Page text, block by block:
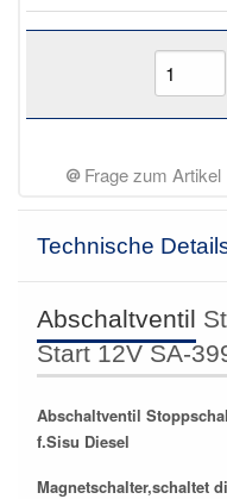
Frage zum Artikel
Technische
Abschaltventil
Start 12V SA-
Abschaltventil
f.Sisu Diesel
Magnetschalter,schaltet